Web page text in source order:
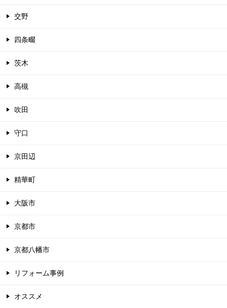
交野
四条畷
茨木
高槻
吹田
守口
京田辺
精華町
大阪市
京都市
京都八幡市
リフォーム事例
オススメ